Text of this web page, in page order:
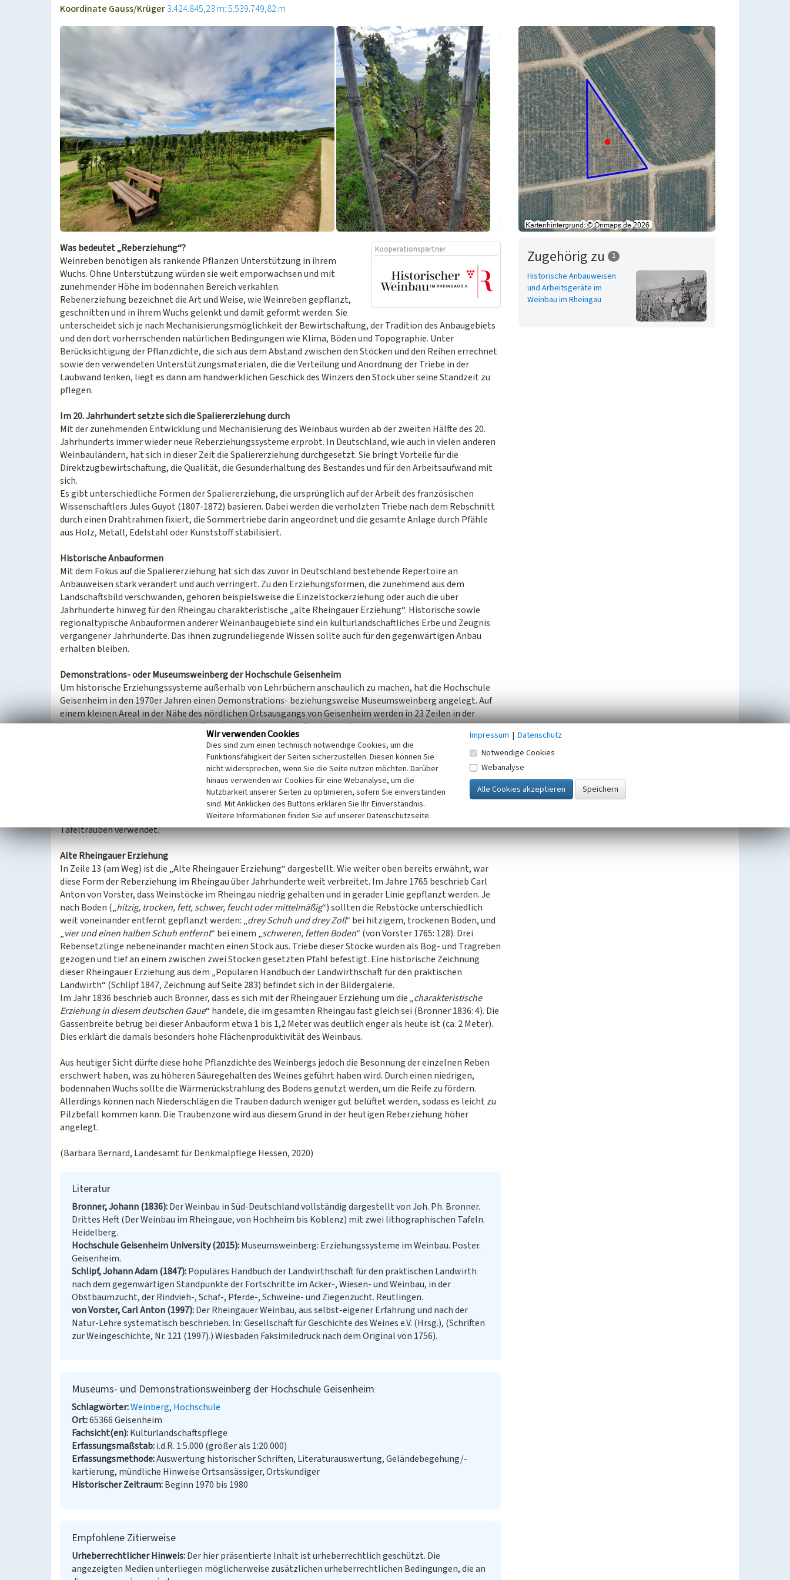
Koordinate Gauss/Krüger3.424.845,23 m: 5.539.749,82 m
Kooperationspartner
Was bedeutet „Reberziehung“?
Weinreben benötigen als rankende Pflanzen Unterstützung in ihrem
Wuchs. Ohne Unterstützung würden sie weit emporwachsen und mit
zunehmender Höhe im bodennahen Bereich verkahlen.
Rebenerziehung bezeichnet die Art und Weise, wie Weinreben gepflanzt,
geschnitten und in ihrem Wuchs gelenkt und damit geformt werden. Sie
unterscheidet sich je nach Mechanisierungsmöglichkeit der Bewirtschaftung, der Tradition des Anbaugebiets
und den dort vorherrschenden natürlichen Bedingungen wie Klima, Böden und Topographie. Unter
Berücksichtigung der Pflanzdichte, die sich aus dem Abstand zwischen den Stöcken und den Reihen errechnet
sowie den verwendeten Unterstützungsmaterialen, die die Verteilung und Anordnung der Triebe in der
Laubwand lenken, liegt es dann am handwerklichen Geschick des Winzers den Stock über seine Standzeit zu
pflegen.
Im 20. Jahrhundert setzte sich die Spaliererziehung durch
Mit der zunehmenden Entwicklung und Mechanisierung des Weinbaus wurden ab der zweiten Hälfte des 20.
Jahrhunderts immer wieder neue Reberziehungssysteme erprobt. In Deutschland, wie auch in vielen anderen
Weinbauländern, hat sich in dieser Zeit die Spaliererziehung durchgesetzt. Sie bringt Vorteile für die
Direktzugbewirtschaftung, die Qualität, die Gesunderhaltung des Bestandes und für den Arbeitsaufwand mit
sich.
Es gibt unterschiedliche Formen der Spaliererziehung, die ursprünglich auf der Arbeit des französischen
Wissenschaftlers Jules Guyot (1807-1872) basieren. Dabei werden die verholzten Triebe nach dem Rebschnitt
durch einen Drahtrahmen fixiert, die Sommertriebe darin angeordnet und die gesamte Anlage durch Pfähle
aus Holz, Metall, Edelstahl oder Kunststoff stabilisiert.
Historische Anbauformen
Mit dem Fokus auf die Spaliererziehung hat sich das zuvor in Deutschland bestehende Repertoire an
Anbauweisen stark verändert und auch verringert. Zu den Erziehungsformen, die zunehmend aus dem
Landschaftsbild verschwanden, gehören beispielsweise die Einzelstockerziehung oder auch die über
Jahrhunderte hinweg für den Rheingau charakteristische „alte Rheingauer Erziehung“. Historische sowie
regionaltypische Anbauformen anderer Weinanbaugebiete sind ein kulturlandschaftliches Erbe und Zeugnis
vergangener Jahrhunderte. Das ihnen zugrundeliegende Wissen sollte auch für den gegenwärtigen Anbau
erhalten bleiben.
Demonstrations- oder Museumsweinberg der Hochschule Geisenheim
Um historische Erziehungssysteme außerhalb von Lehrbüchern anschaulich zu machen, hat die Hochschule
Geisenheim in den 1970er Jahren einen Demonstrations- beziehungsweise Museumsweinberg angelegt. Auf
einem kleinen Areal in der Nähe des nördlichen Ortsausgangs von Geisenheim werden in 23 Zeilen in der
Weinlage „Mäuerchen“ historische Erziehungsformen sowie Erziehungsformen aus anderen Ländern
dargestellt. Die Zeile 23 befindet sich an der östlichen Spitze des Weinbergs bei einer Bank, die zum Ruhen
einlädt, während die erste Zeile im Westen direkt an eine normale Bewirtschaftung angrenzt.
Besonders auffällig - und damit für die Orientierung hilfreich - ist die Dachlauben- oder Pergolaerziehung in
den Zeilen 3 und 4, die in Südtirol vorkommt. Bei dieser alten Erziehungsform ranken die Reben an einem
laubenartigen Holzgestell. Die Laubwand befindet sich in einer Höhe von etwa zwei Metern und ist horizontal
ausgerichtet, sodass Sonneneinstrahlung und Wärme gut ausgenutzt werden. Die Arbeiten an der Laubwand
und die Lese müssen von unten erfolgen. Diese Erziehungsform wird sowohl für Kelter- als auch für
Tafeltrauben verwendet.
Alte Rheingauer Erziehung
In Zeile 13 (am Weg) ist die „Alte Rheingauer Erziehung“ dargestellt. Wie weiter oben bereits erwähnt, war
diese Form der Reberziehung im Rheingau über Jahrhunderte weit verbreitet. Im Jahre 1765 beschrieb Carl
Anton von Vorster, dass Weinstöcke im Rheingau niedrig gehalten und in gerader Linie gepflanzt werden. Je
nach Boden („hitzig, trocken, fett, schwer, feucht oder mittelmäßig“) sollten die Rebstöcke unterschiedlich
weit voneinander entfernt gepflanzt werden: „drey Schuh und drey Zoll“ bei hitzigem, trockenen Boden, und
„vier und einen halben Schuh entfernt“ bei einem „schweren, fetten Boden“ (von Vorster 1765: 128). Drei
Rebensetzlinge nebeneinander machten einen Stock aus. Triebe dieser Stöcke wurden als Bog- und Tragreben
gezogen und tief an einem zwischen zwei Stöcken gesetzten Pfahl befestigt. Eine historische Zeichnung
dieser Rheingauer Erziehung aus dem „Populären Handbuch der Landwirthschaft für den praktischen
Landwirth“ (Schlipf 1847, Zeichnung auf Seite 283) befindet sich in der Bildergalerie.
Im Jahr 1836 beschrieb auch Bronner, dass es sich mit der Rheingauer Erziehung um die „charakteristische
Erziehung in diesem deutschen Gaue“ handele, die im gesamten Rheingau fast gleich sei (Bronner 1836: 4). Die
Gassenbreite betrug bei dieser Anbauform etwa 1 bis 1,2 Meter was deutlich enger als heute ist (ca. 2 Meter).
Dies erklärt die damals besonders hohe Flächenproduktivität des Weinbaus.
Aus heutiger Sicht dürfte diese hohe Pflanzdichte des Weinbergs jedoch die Besonnung der einzelnen Reben
erschwert haben, was zu höheren Säuregehalten des Weines geführt haben wird. Durch einen niedrigen,
bodennahen Wuchs sollte die Wärmerückstrahlung des Bodens genutzt werden, um die Reife zu fördern.
Allerdings können nach Niederschlägen die Trauben dadurch weniger gut belüftet werden, sodass es leicht zu
Pilzbefall kommen kann. Die Traubenzone wird aus diesem Grund in der heutigen Reberziehung höher
angelegt.
(Barbara Bernard, Landesamt für Denkmalpflege Hessen, 2020)
Literatur
Bronner, Johann (1836) Der Weinbau in Süd-Deutschland vollständig dargestellt von Joh. Ph. Bronner.
Drittes Heft (Der Weinbau im Rheingaue, von Hochheim bis Koblenz) mit zwei lithographischen Tafeln.
Heidelberg.
Hochschule Geisenheim University (2015) Museumsweinberg: Erziehungssysteme im Weinbau. Poster.
Geisenheim.
Schlipf, Johann Adam (1847) Populäres Handbuch der Landwirthschaft für den praktischen Landwirth
nach dem gegenwärtigen Standpunkte der Fortschritte im Acker-, Wiesen- und Weinbau, in der
Obstbaumzucht, der Rindvieh-, Schaf-, Pferde-, Schweine- und Ziegenzucht. Reutlingen.
von Vorster, Carl Anton (1997) Der Rheingauer Weinbau, aus selbst-eigener Erfahrung und nach der
Natur-Lehre systematisch beschrieben. In: Gesellschaft für Geschichte des Weines e.V. (Hrsg.), (Schriften
zur Weingeschichte, Nr. 121 (1997).) Wiesbaden Faksimiledruck nach dem Original von 1756).
Museums- und Demonstrationsweinberg der Hochschule Geisenheim
Schlagwörter Weinberg Hochschule
Ort 65366 Geisenheim
Fachsicht(en) Kulturlandschaftspflege
Erfassungsmaßstab i.d.R. 1:5.000 (größer als 1:20.000)
Erfassungsmethode Auswertung historischer Schriften, Literaturauswertung, Geländebegehung/-
kartierung, mündliche Hinweise Ortsansässiger, Ortskundiger
Historischer Zeitraum Beginn 1970 bis 1980
Empfohlene Zitierweise
Urheberrechtlicher Hinweis Der hier präsentierte Inhalt ist urheberrechtlich geschützt. Die
angezeigten Medien unterliegen möglicherweise zusätzlichen urheberrechtlichen Bedingungen, die an
Zugehörig zu 1
Historische Anbauweisen
und Arbeitsgeräte im
Weinbau im Rheingau
Wir verwenden Cookies
Dies sind zum einen technisch notwendige Cookies, um die
Funktionsfähigkeit der Seiten sicherzustellen. Diesen können Sie
nicht widersprechen, wenn Sie die Seite nutzen möchten. Darüber
hinaus verwenden wir Cookies für eine Webanalyse, um die
Nutzbarkeit unserer Seiten zu optimieren, sofern Sie einverstanden
sind. Mit Anklicken des Buttons erklären Sie Ihr Einverständnis.
Weitere Informationen finden Sie auf unserer Datenschutzseite.
Impressum | Datenschutz
Notwendige Cookies
Webanalyse